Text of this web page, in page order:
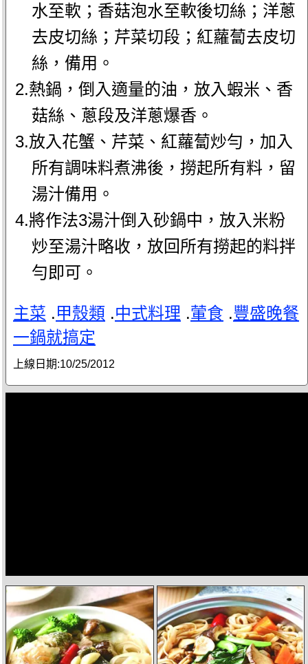
水至軟；香菇泡水至軟後切絲；洋蔥
去皮切絲；芹菜切段；紅蘿蔔去皮切
絲，備用。
2.熱鍋，倒入適量的油，放入蝦米、香
菇絲、蔥段及洋蔥爆香。
3.放入花蟹、芹菜、紅蘿蔔炒勻，加入
所有調味料煮沸後，撈起所有料，留
湯汁備用。
4.將作法3湯汁倒入砂鍋中，放入米粉
炒至湯汁略收，放回所有撈起的料拌
勻即可。
主菜 .甲殼類 .中式料理 .葷食 .豐盛晚餐
一鍋就搞定
上線日期:10/25/2012